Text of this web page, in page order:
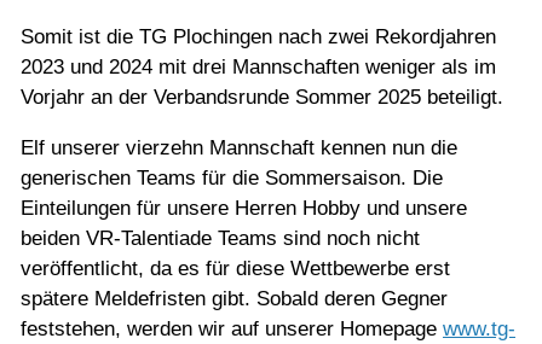
Somit ist die TG Plochingen nach zwei Rekordjahren
2023 und 2024 mit drei Mannschaften weniger als im
Vorjahr an der Verbandsrunde Sommer 2025 beteiligt.
Elf unserer vierzehn Mannschaft kennen nun die
generischen Teams für die Sommersaison. Die
Einteilungen für unsere Herren Hobby und unsere
beiden VR-Talentiade Teams sind noch nicht
veröffentlicht, da es für diese Wettbewerbe erst
spätere Meldefristen gibt. Sobald deren Gegner
feststehen, werden wir auf unserer Homepage www.tg-